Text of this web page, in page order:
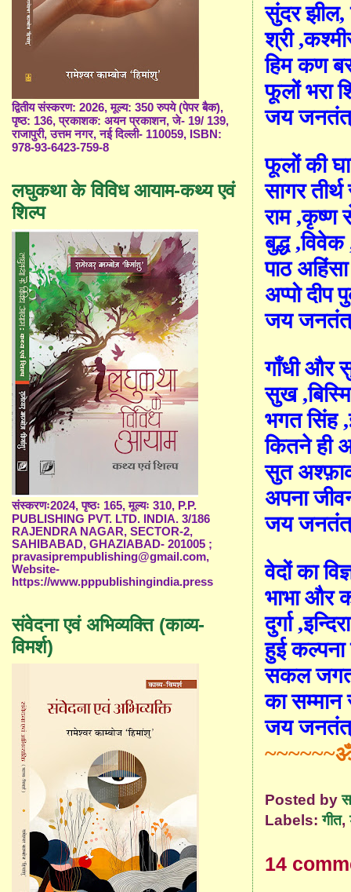
सुंदर झील,
श्री
हिम कण
फूलों भरा
जय
फूलों की
सागर
राम ,कृष्ण
बुद्ध ,विवेक
पाठ
अप्पो दीप
जय
गाँधी और
सुख
भगत सिंह
कितने ही
सुत
अपना
जय
वेदों का
भाभा और
दुर्गा
हुई कल्पना
सकल जगत
का सम्मान
जय
Posted by
Labels:गीत,
14
द्वितीय संस्करण: 2026, मूल्य: 350 रुपये (पेपर बैक),
पृष्ठ: 136, प्रकाशक: अयन प्रकाशन, जे- 19/ 139,
राजापुरी, उत्तम नगर, नई दिल्ली- 110059, ISBN:
978-93-6423-759-8
लघुकथा के विविध आयाम-कथ्य एवं
शिल्प
संस्करणः2024, पृष्ठः 165, मूल्यः 310, P.P.
PUBLISHING PVT. LTD. INDIA. 3/186
RAJENDRA NAGAR, SECTOR-2,
SAHIBABAD, GHAZIABAD- 201005 ;
pravasiprempublishing@gmail.com,
Website-
https://www.pppublishingindia.press
संवेदना एवं अभिव्यक्ति (काव्य-
विमर्श)